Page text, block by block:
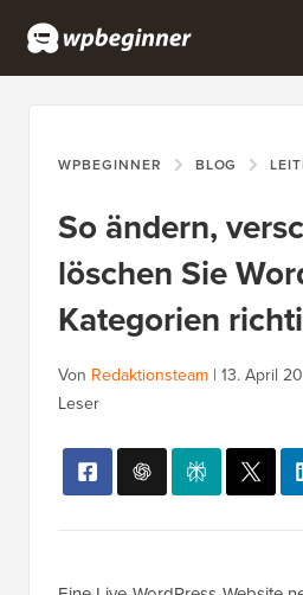
WPBEGINNER BLOG
So ändern,
löschen Sie
Kategorien
Von Redaktionsteam | 13. April
Leser